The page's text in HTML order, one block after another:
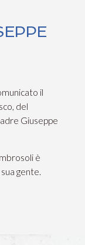
il
del
Giuseppe
è
gente.